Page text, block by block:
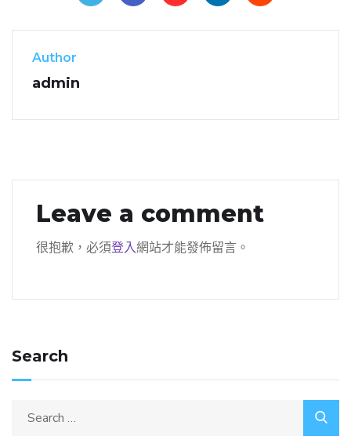
Author
admin
Leave a comment
很抱歉，必須登入網站才能發佈留言。
Search